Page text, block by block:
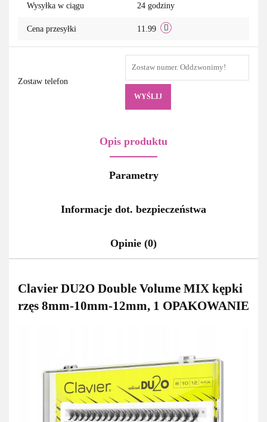
Wysyłka w ciągu 24 godziny
Cena przesyłki 11.99
Zostaw telefon
WYŚLIJ
Opis produktu
Parametry
Informacje dot. bezpieczeństwa
Opinie (0)
Clavier DU2O Double Volume MIX kępki
rzęs 8mm-10mm-12mm, 1 OPAKOWANIE